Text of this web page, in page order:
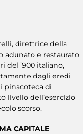
direttrice della
adunato e restaurato
del ’900 italiano,
dagli eredi
pinacoteca di
livello dell’esercizio
scorso.
CAPITALE